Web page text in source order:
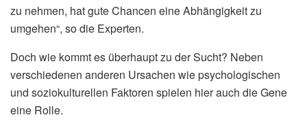
zu nehmen, hat gute Chancen eine Abhängigkeit zu
umgehen“, so die Experten.
Doch wie kommt es überhaupt zu der Sucht? Neben
verschiedenen anderen Ursachen wie psychologischen
und soziokulturellen Faktoren spielen hier auch die Gene
eine Rolle.